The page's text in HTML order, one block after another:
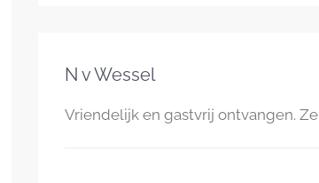
N v Wessel
Vriendelijk en gastvrij ontvangen.